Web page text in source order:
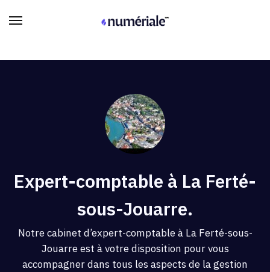
Expert-comptable à La Ferté-
sous-Jouarre.
Notre cabinet d’expert-comptable à La Ferté-sous-
Jouarre est à votre disposition pour vous
accompagner dans tous les aspects de la gestion